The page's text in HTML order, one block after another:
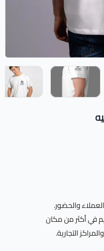
والحضور.
في أكثر من مكان
التجارية.